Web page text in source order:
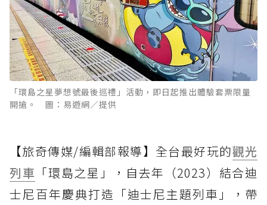
「環島之星夢想號最後巡禮」活動，即日起推出體驗套票限量
開搶。 圖：易遊網／提供
【旅奇傳媒/編輯部報導】全台最好玩的觀光
列車 「環島之星」，自去年（2023）結合迪
士尼百年慶典打造「迪士尼主題列車」，帶